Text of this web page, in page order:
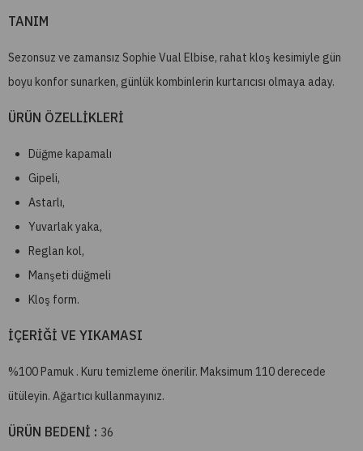
TANIM
Sezonsuz ve zamansız Sophie Vual Elbise, rahat kloş kesimiyle gün
boyu konfor sunarken, günlük kombinlerin kurtarıcısı olmaya aday.
ÜRÜN ÖZELLİKLERİ
Düğme kapamalı
Gipeli,
Astarlı,
Yuvarlak yaka,
Reglan kol,
Manşeti düğmeli
Kloş form.
İÇERİĞİ VE YIKAMASI
%100 Pamuk . Kuru temizleme önerilir. Maksimum 110 derecede
ütüleyin. Ağartıcı kullanmayınız.
ÜRÜN BEDENİ : 36